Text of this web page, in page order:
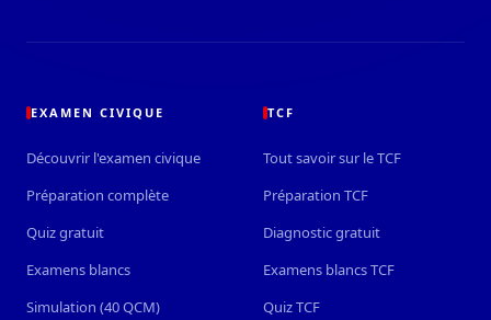
EXAMEN CIVIQUE
Découvrir l'examen civique
Préparation complète
Quiz gratuit
Examens blancs
Simulation (40 QCM)
TCF
Tout savoir sur le TCF
Préparation TCF
Diagnostic gratuit
Examens blancs TCF
Quiz TCF